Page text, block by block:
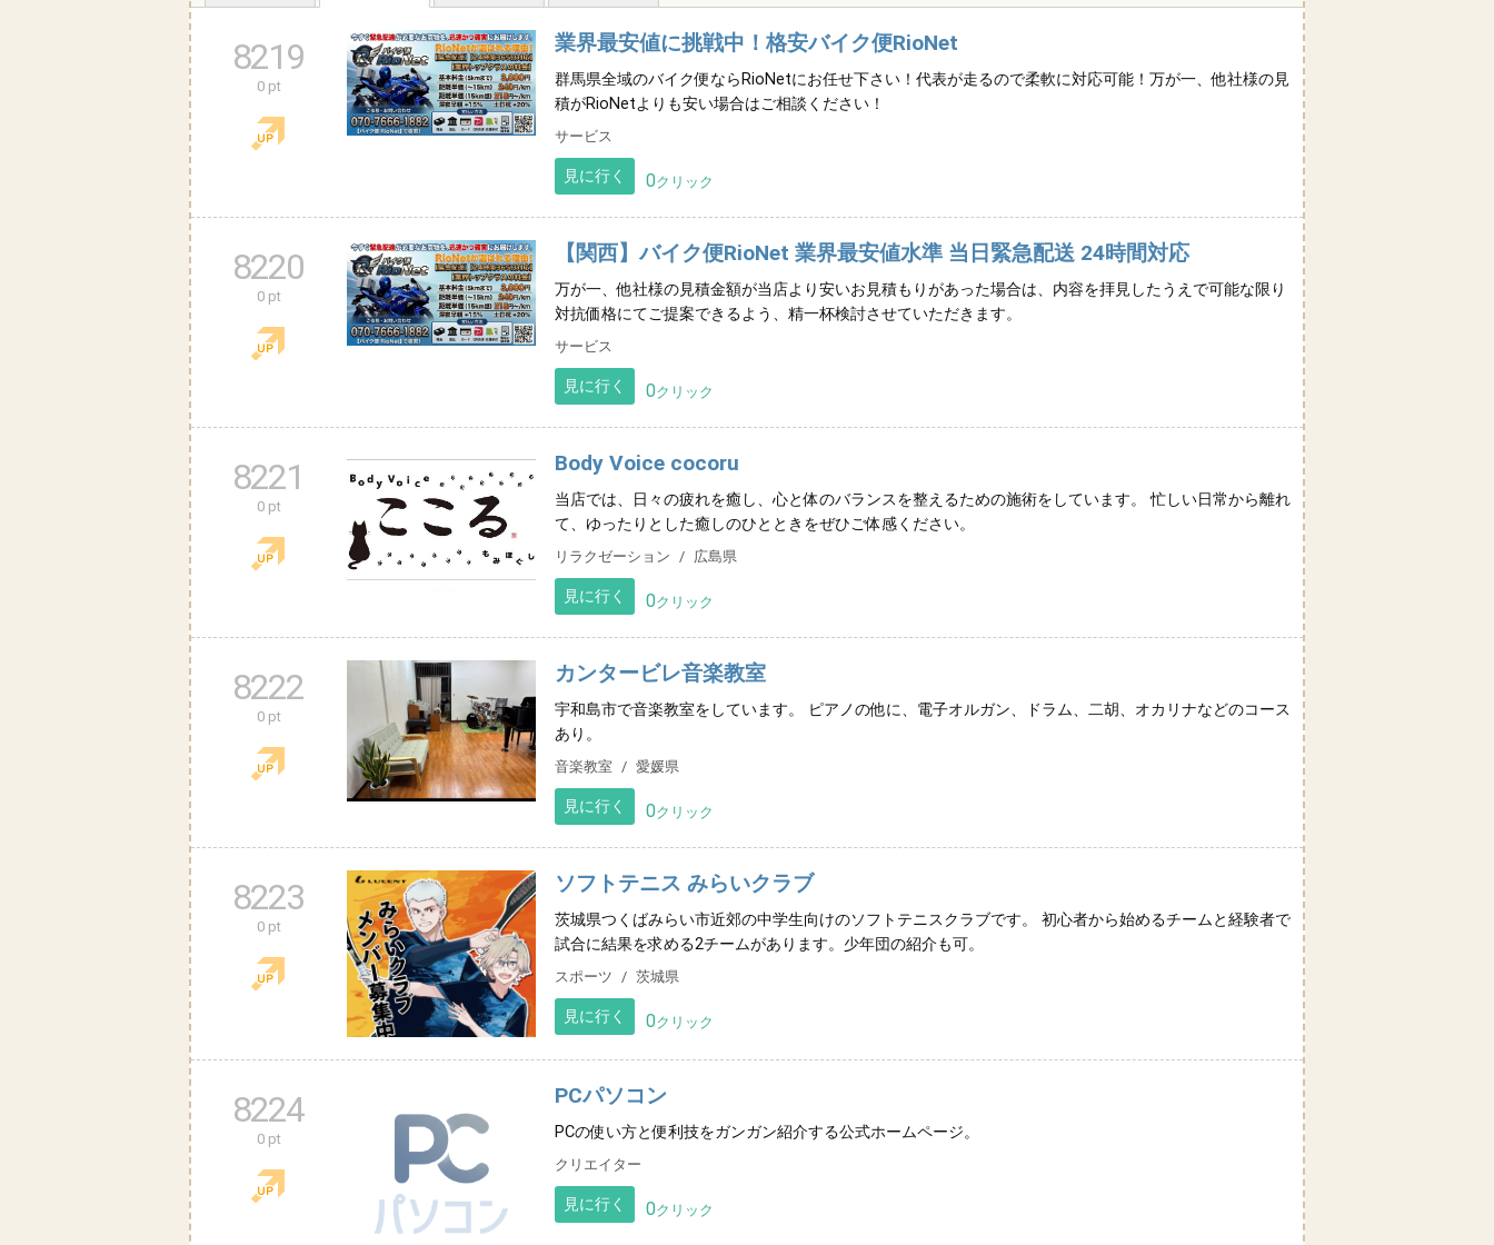
8219
0 pt
業界最安値に挑戦中！格安バイク便RioNet
群馬県全域のバイク便ならRioNetにお任せ下さい！代表が走るので柔軟に対応可能！万が一、他社様の見
積がRioNetよりも安い場合はご相談ください！
サービス
見に行く 0クリック
8220
0 pt
【関西】バイク便RioNet 業界最安値水準 当日緊急配送 24時間対応
万が一、他社様の見積金額が当店より安いお見積もりがあった場合は、内容を拝見したうえで可能な限り
対抗価格にてご提案できるよう、精一杯検討させていただきます。
サービス
見に行く 0クリック
8221
0 pt
Body Voice cocoru
当店では、日々の疲れを癒し、心と体のバランスを整えるための施術をしています。 忙しい日常から離れ
て、ゆったりとした癒しのひとときをぜひご体感ください。
リラクゼーション 広島県
見に行く 0クリック
8222
0 pt
カンタービレ音楽教室
宇和島市で音楽教室をしています。 ピアノの他に、電子オルガン、ドラム、二胡、オカリナなどのコース
あり。
音楽教室 愛媛県
見に行く 0クリック
8223
0 pt
ソフトテニス みらいクラブ
茨城県つくばみらい市近郊の中学生向けのソフトテニスクラブです。 初心者から始めるチームと経験者で
試合に結果を求める2チームがあります。少年団の紹介も可。
スポーツ 茨城県
見に行く 0クリック
8224
0 pt
PCパソコン
PCの使い方と便利技をガンガン紹介する公式ホームページ。
クリエイター
見に行く 0クリック